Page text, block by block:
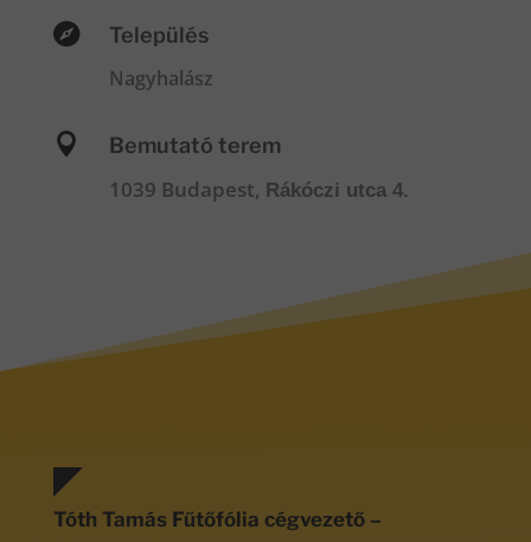
 Település
Nagyhalász
 Bemutató terem
1039 Budapest, Rákóczi utca 4.
Tóth Tamás Fűtőfólia cégvezető –